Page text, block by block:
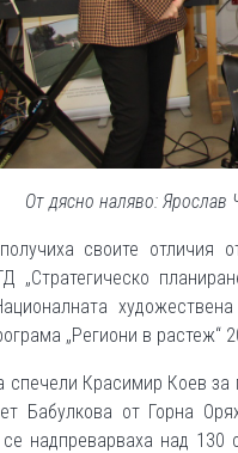
От дясно наляво:
своите
„Стратегическо
„Региони в растеж“
спечели Красимир Коев
Бабулкова от Горна
се надпреварваха над 130